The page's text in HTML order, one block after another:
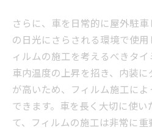
さらに、車を日常的に屋外駐
の日光にさらされる環境で使
ィルムの施工を考えるべきタ
車内温度の上昇を招き、内装
が高いため、フィルム施工に
できます。車を長く大切に使
て、フィルムの施工は非常に重